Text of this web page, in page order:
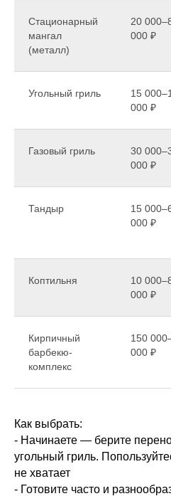
Стационарный
мангал
(металл)
20
000 ₽
Угольный гриль
15
000 ₽
Газовый гриль
30
000 ₽
Тандыр
15
000 ₽
Коптильня
10
000 ₽
Кирпичный
барбекю-
комплекс
150
000 ₽
Как выбрать:
- Начинаете — берите
угольный гриль.
не хватает
- Готовите часто и